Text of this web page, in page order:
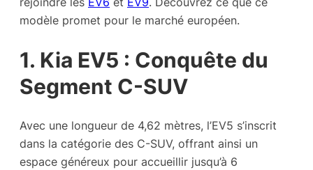
modèle promet pour le marché européen.
1. Kia EV5 : Conquête du
Segment C-SUV
Avec une longueur de 4,62 mètres, l’EV5 s’inscrit
dans la catégorie des C-SUV, offrant ainsi un
espace généreux pour accueillir jusqu’à 6